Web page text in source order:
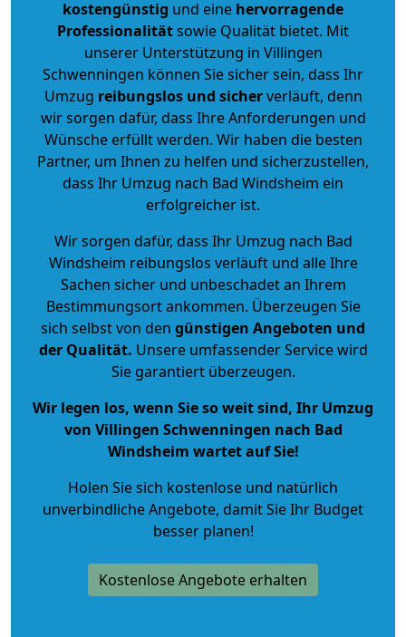
kostengünstig und eine hervorragende
Professionalitätsowie Qualität bietet. Mit
unserer Unterstützung in Villingen
Schwenningen können Sie sicher sein, dass Ihr
Umzug reibungslos und sicherverläuft, denn
wir sorgen dafür, dass Ihre Anforderungen und
Wünsche erfüllt werden. Wir haben die besten
Partner, um Ihnen zu helfen und sicherzustellen,
dass Ihr Umzug nach Bad Windsheim ein
erfolgreicher ist.
Wir sorgen dafür, dass Ihr Umzug nach Bad
Windsheim reibungslos verläuft und alle Ihre
Sachen sicher und unbeschadet an Ihrem
Bestimmungsort ankommen. Überzeugen Sie
sich selbst von den günstigen Angeboten und
der Qualität. Unsere umfassender Service wird
Sie garantiert überzeugen.
Wir legen los, wenn Sie so weit sind, Ihr Umzug
von Villingen Schwenningen nach Bad
Windsheim wartet auf Sie!
Holen Sie sich kostenlose und natürlich
unverbindliche Angebote, damit Sie Ihr Budget
besser planen!
Kostenlose Angebote erhalten